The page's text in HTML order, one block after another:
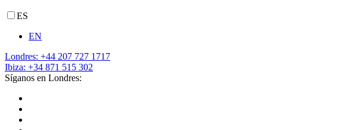
ES
EN
Londres: +44 207 727 1717
Ibiza: +34 871 515 302
Síganos en Londres: